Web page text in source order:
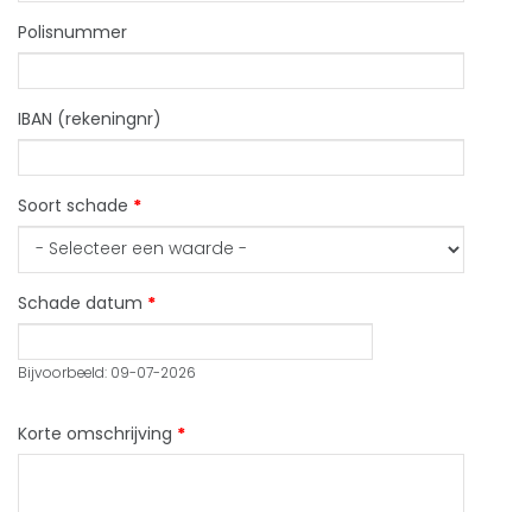
Polisnummer
IBAN (rekeningnr)
Soort schade *
Schade datum *
Bijvoorbeeld: 09-07-2026
Korte omschrijving *